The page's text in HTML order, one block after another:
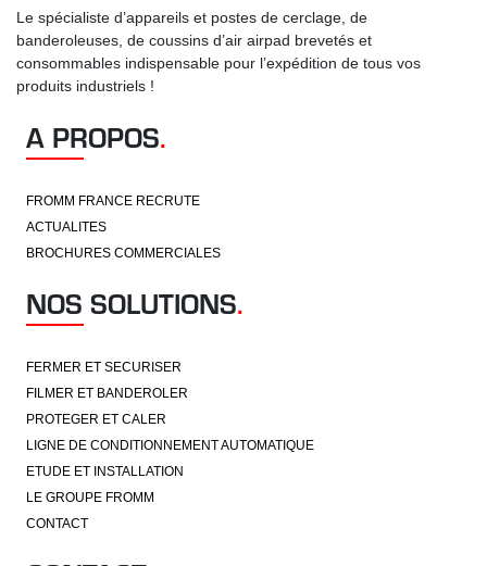
Le spécialiste d’appareils et postes de cerclage, de
banderoleuses, de coussins d’air airpad brevetés et
consommables indispensable pour l’expédition de tous vos
produits industriels !
A PROPOS.
FROMM FRANCE RECRUTE
ACTUALITES
BROCHURES COMMERCIALES
NOS SOLUTIONS.
FERMER ET SECURISER
FILMER ET BANDEROLER
PROTEGER ET CALER
LIGNE DE CONDITIONNEMENT AUTOMATIQUE
ETUDE ET INSTALLATION
LE GROUPE FROMM
CONTACT